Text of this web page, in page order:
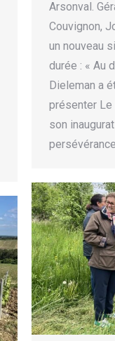
Arsonval.
Couvignon,
un nouveau
durée : « Au
Dieleman a
présenter
son